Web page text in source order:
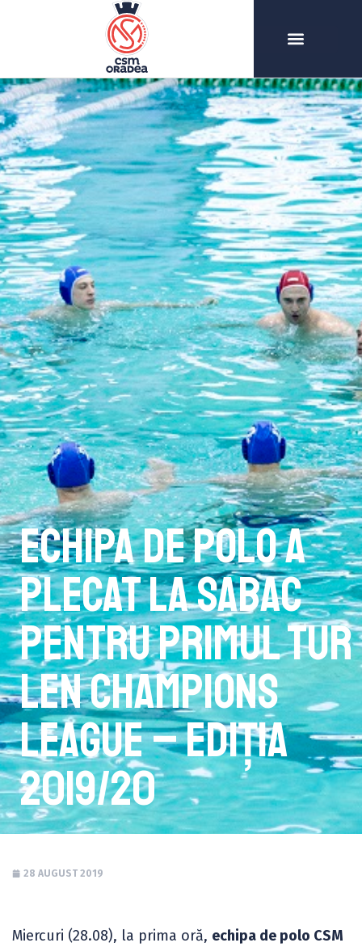
Echipa de polo a
plecat la Sabac
pentru primul tur
LEN Champions
League – ediția
2019/20
28 AUGUST 2019
Miercuri (28.08), la prima oră, echipa de polo CSM